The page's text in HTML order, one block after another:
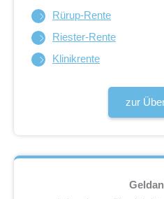
Rürup-Rente
Riester-Rente
Klinikrente
zur